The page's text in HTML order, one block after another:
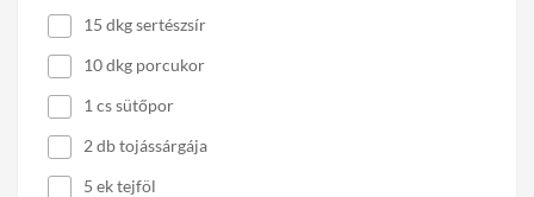
15 dkg sertészsír
10 dkg porcukor
1 cs sütőpor
2 db tojássárgája
5 ek tejföl